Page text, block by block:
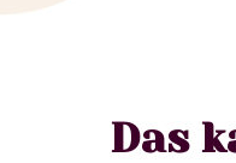
Das